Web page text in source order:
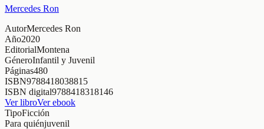
Mercedes Ron
AutorMercedes Ron
Año2020
EditorialMontena
GéneroInfantil y Juvenil
Páginas480
ISBN9788418038815
ISBN digital9788418318146
Ver libroVer ebook
TipoFicción
Para quiénjuvenil